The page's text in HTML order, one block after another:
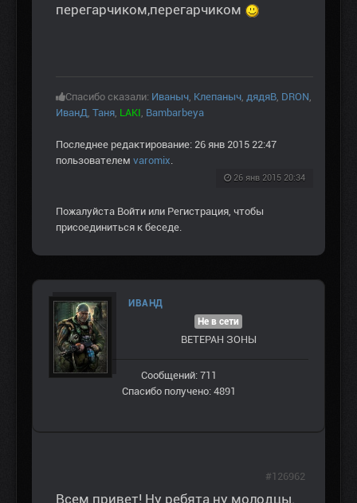
перегарчиком,перегарчиком
Спасибо сказали: Иваныч Клепаныч дядяВ DRON
ИванД Таня LAKI Bambarbeya
Последнее редактирование: 26 янв 2015 22:47
пользователем varomix
26 янв 2015 20:34
Пожалуйста Войти или Регистрация , чтобы
присоединиться к беседе.
ИВАНД
Не в сети
ВЕТЕРАН ЗOНЫ
Сообщений: 711
Спасибо получено: 4891
Всем привет! Ну ребята ну молодцы.
#126962